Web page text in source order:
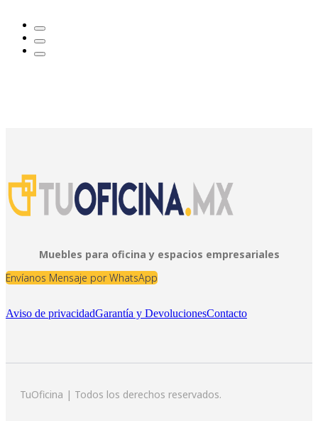
Muebles para oficina y espacios empresariales
Envíanos Mensaje por WhatsApp
Aviso de privacidadGarantía y DevolucionesContacto
TuOficina | Todos los derechos reservados.